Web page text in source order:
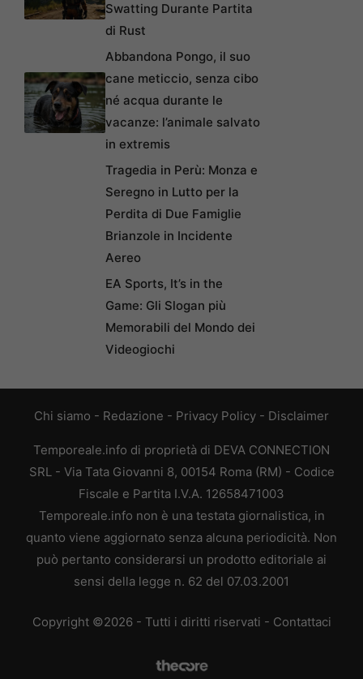
Swatting Durante Partita
di Rust
Abbandona Pongo, il suo
cane meticcio, senza cibo
né acqua durante le
vacanze: l’animale salvato
in extremis
Tragedia in Perù: Monza e
Seregno in Lutto per la
Perdita di Due Famiglie
Brianzole in Incidente
Aereo
EA Sports, It’s in the
Game: Gli Slogan più
Memorabili del Mondo dei
Videogiochi
Chi siamo - Redazione - Privacy Policy - Disclaimer
Temporeale.info di proprietà di DEVA CONNECTION
SRL - Via Tata Giovanni 8, 00154 Roma (RM) - Codice
Fiscale e Partita I.V.A. 12658471003
Temporeale.info non è una testata giornalistica, in
quanto viene aggiornato senza alcuna periodicità. Non
può pertanto considerarsi un prodotto editoriale ai
sensi della legge n. 62 del 07.03.2001
Copyright ©2026 - Tutti i diritti riservati - Contattaci